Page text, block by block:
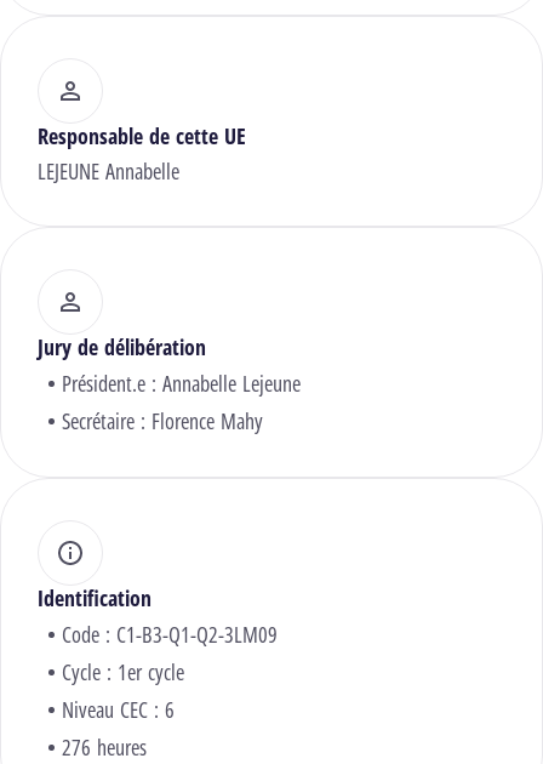
Responsable de cette UE
LEJEUNE Annabelle
Jury de délibération
Président.e : Annabelle Lejeune
Secrétaire : Florence Mahy
Identification
Code : C1-B3-Q1-Q2-3LM09
Cycle : 1er cycle
Niveau CEC : 6
276 heures